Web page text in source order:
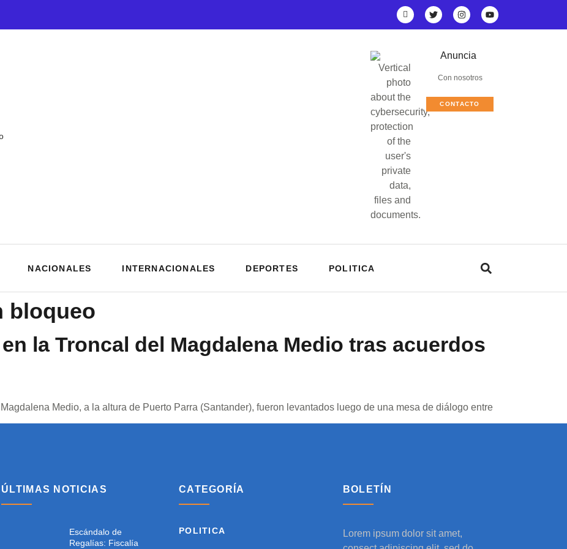
Anuncia
Con nosotros
CONTACTO
NACIONALES INTERNACIONALES DEPORTES POLITICA
bloqueo
la Troncal del Magdalena Medio tras acuerdos
Medio, a la altura de Puerto Parra (Santander), fueron levantados luego de una mesa de diálogo entre
ÚLTIMAS NOTICIAS
Escándalo de
Regalías: Fiscalía
CATEGORÍA
POLITICA
BOLETÍN
Lorem ipsum dolor sit amet,